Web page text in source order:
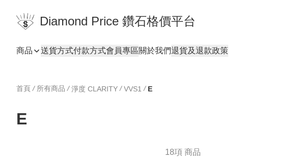
Diamond Price 鑽石格價平台
商品 送貨方式付款方式會員專區關於我們退貨及退款政策
首頁 / 所有商品 / 淨度 CLARITY / VVS1 / E
E
18項 商品